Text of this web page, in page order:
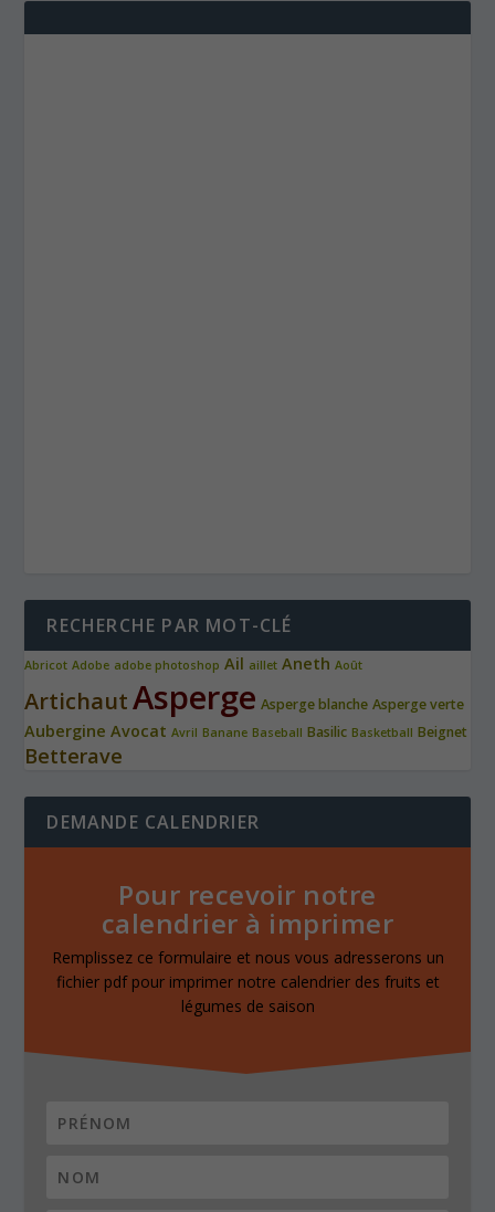
RECHERCHE PAR MOT-CLÉ
Abricot Adobe adobe photoshop Ail aillet Aneth Août
Artichaut Asperge Asperge blanche Asperge verte
Aubergine Avocat Avril Banane Baseball Basilic Basketball Beignet
Betterave
DEMANDE CALENDRIER
Pour recevoir notre
calendrier à imprimer
Remplissez ce formulaire et nous vous adresserons un
fichier pdf pour imprimer notre calendrier des fruits et
légumes de saison